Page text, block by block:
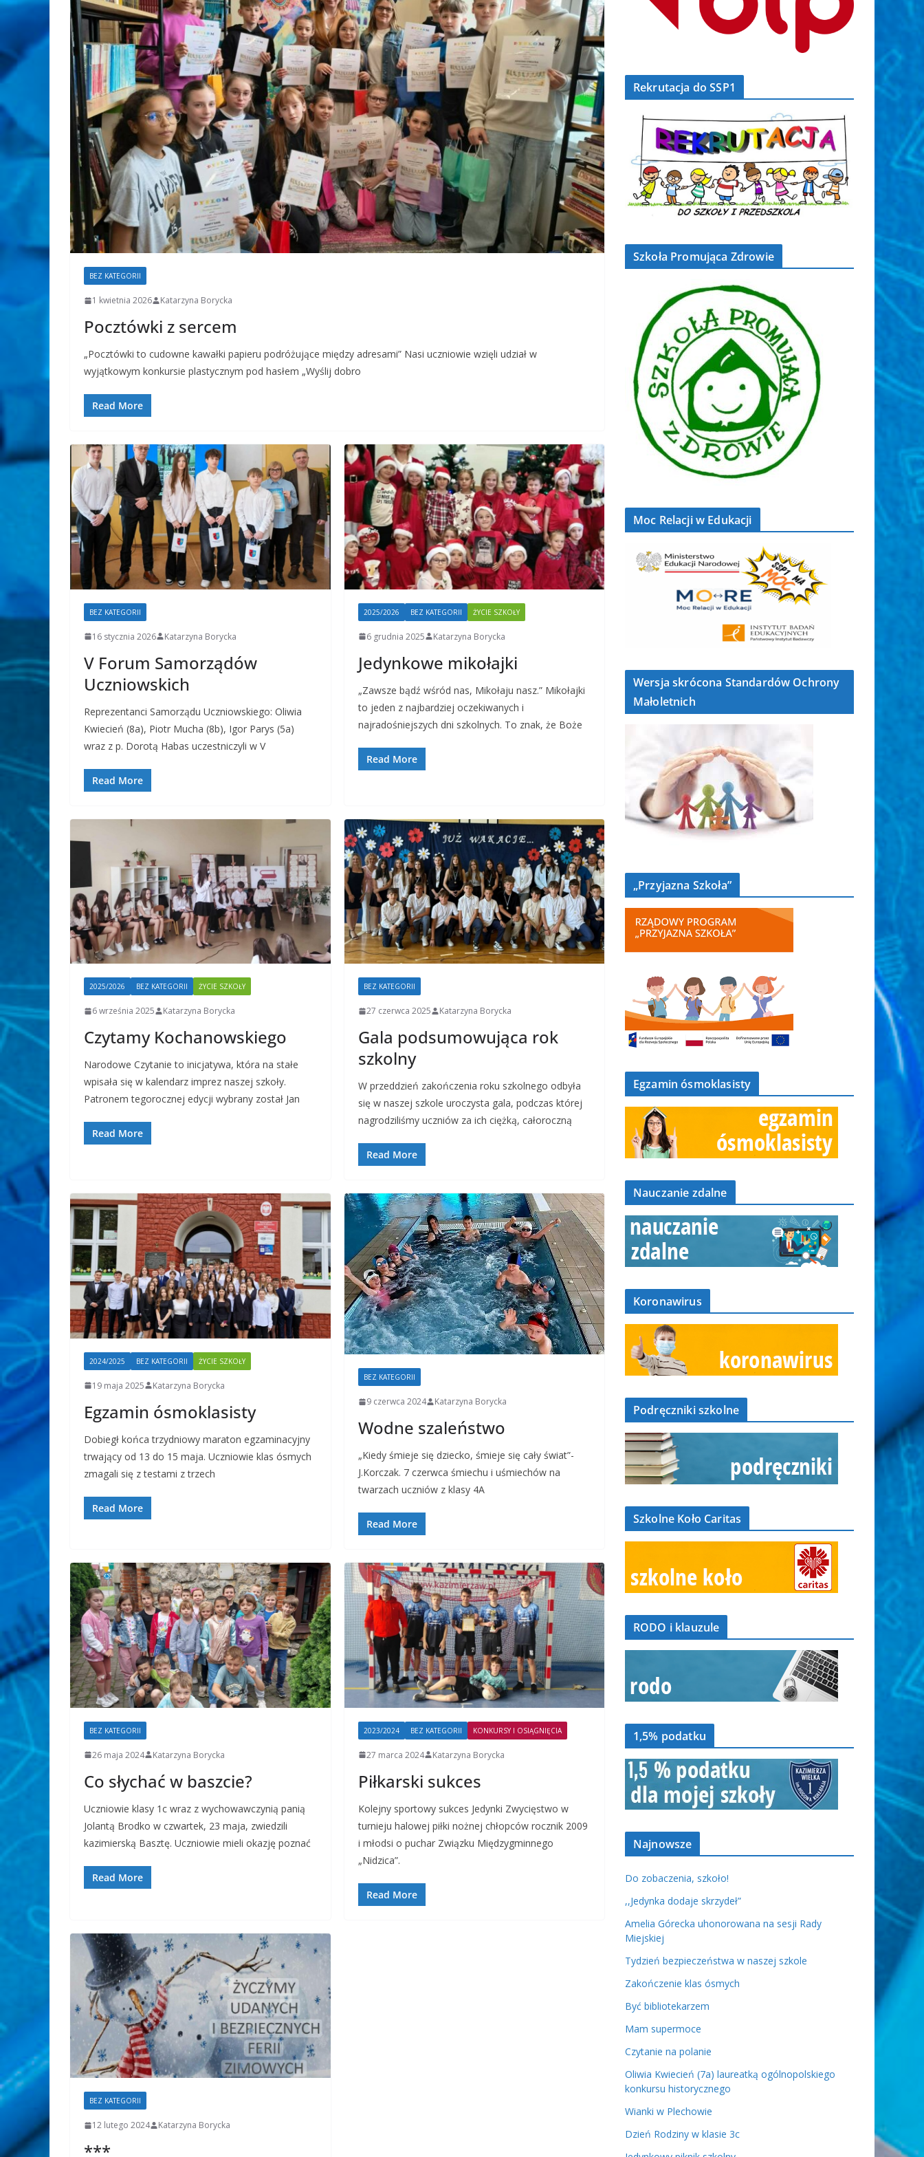
BEZ KATEGORII
1 kwietnia 2026 Katarzyna Borycka
Pocztówki z sercem
„Pocztówki to cudowne kawałki papieru podróżujące między adresami” Nasi uczniowie wzięli udział w
wyjątkowym konkursie plastycznym pod hasłem „Wyślij dobro
Read More
BEZ KATEGORII
16 stycznia 2026 Katarzyna Borycka
V Forum Samorządów
Uczniowskich
Reprezentanci Samorządu Uczniowskiego: Oliwia
Kwiecień (8a), Piotr Mucha (8b), Igor Parys (5a)
wraz z p. Dorotą Habas uczestniczyli w V
Read More
2025/2026 BEZ KATEGORII ŻYCIE SZKOŁY
6 grudnia 2025 Katarzyna Borycka
Jedynkowe mikołajki
„Zawsze bądź wśród nas, Mikołaju nasz.” Mikołajki
to jeden z najbardziej oczekiwanych i
najradośniejszych dni szkolnych. To znak, że Boże
Read More
2025/2026 BEZ KATEGORII ŻYCIE SZKOŁY
6 września 2025 Katarzyna Borycka
Czytamy Kochanowskiego
Narodowe Czytanie to inicjatywa, która na stałe
wpisała się w kalendarz imprez naszej szkoły.
Patronem tegorocznej edycji wybrany został Jan
Read More
BEZ KATEGORII
27 czerwca 2025 Katarzyna Borycka
Gala podsumowująca rok
szkolny
W przeddzień zakończenia roku szkolnego odbyła
się w naszej szkole uroczysta gala, podczas której
nagrodziliśmy uczniów za ich ciężką, całoroczną
Read More
2024/2025 BEZ KATEGORII ŻYCIE SZKOŁY
19 maja 2025 Katarzyna Borycka
Egzamin ósmoklasisty
Dobiegł końca trzydniowy maraton egzaminacyjny
trwający od 13 do 15 maja. Uczniowie klas ósmych
zmagali się z testami z trzech
Read More
BEZ KATEGORII
9 czerwca 2024 Katarzyna Borycka
Wodne szaleństwo
„Kiedy śmieje się dziecko, śmieje się cały świat”-
J.Korczak. 7 czerwca śmiechu i uśmiechów na
twarzach uczniów z klasy 4A
Read More
BEZ KATEGORII
26 maja 2024 Katarzyna Borycka
Co słychać w baszcie?
Uczniowie klasy 1c wraz z wychowawczynią panią
Jolantą Brodko w czwartek, 23 maja, zwiedzili
kazimierską Basztę. Uczniowie mieli okazję poznać
Read More
2023/2024 BEZ KATEGORII KONKURSY I OSIĄGNIĘCIA
27 marca 2024 Katarzyna Borycka
Piłkarski sukces
Kolejny sportowy sukces Jedynki Zwycięstwo w
turnieju halowej piłki nożnej chłopców rocznik 2009
i młodsi o puchar Związku Międzygminnego
„Nidzica”.
Read More
BEZ KATEGORII
12 lutego 2024 Katarzyna Borycka
***
Rekrutacja do SSP1
Szkoła Promująca Zdrowie
Moc Relacji w Edukacji
Wersja skrócona Standardów Ochrony
Małoletnich
„Przyjazna Szkoła”
Egzamin ósmoklasisty
Nauczanie zdalne
Koronawirus
Podręczniki szkolne
Szkolne Koło Caritas
RODO i klauzule
1,5% podatku
Najnowsze
Do zobaczenia, szkoło!
,,Jedynka dodaje skrzydeł”
Amelia Górecka uhonorowana na sesji Rady
Miejskiej
Tydzień bezpieczeństwa w naszej szkole
Zakończenie klas ósmych
Być bibliotekarzem
Mam supermoce
Czytanie na polanie
Oliwia Kwiecień (7a) laureatką ogólnopolskiego
konkursu historycznego
Wianki w Plechowie
Dzień Rodziny w klasie 3c